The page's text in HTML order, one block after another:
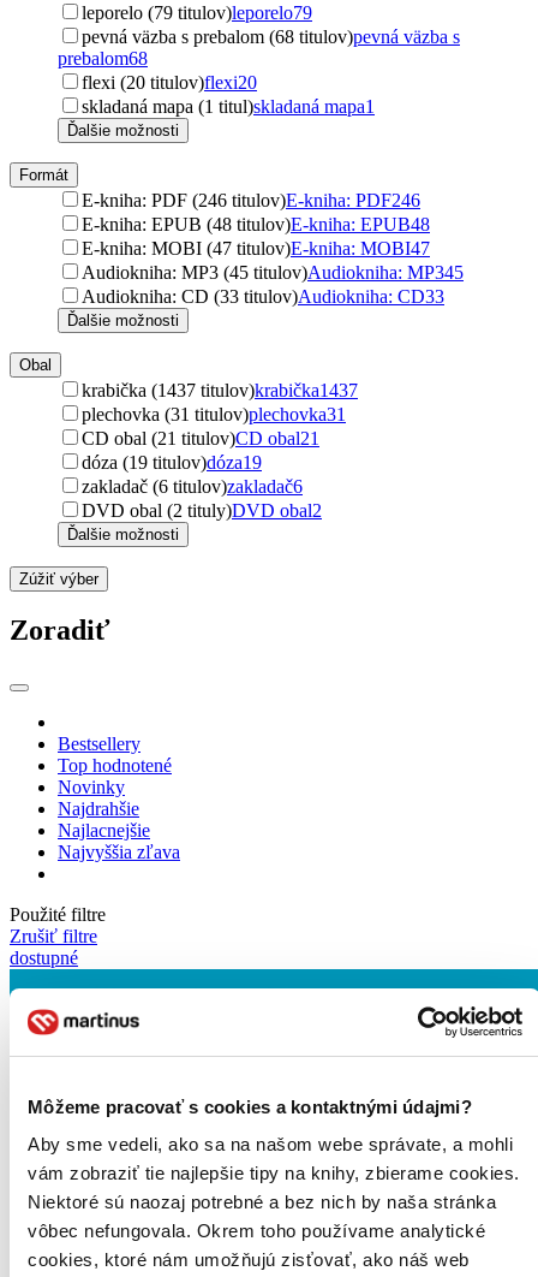
Môžeme pracovať s cookies a kontaktnými údajmi?
Aby sme vedeli, ako sa na našom webe správate, a mohli
vám zobraziť tie najlepšie tipy na knihy, zbierame cookies.
Niektoré sú naozaj potrebné a bez nich by naša stránka
vôbec nefungovala. Okrem toho používame analytické
cookies, ktoré nám umožňujú zisťovať, ako náš web
leporelo (79 titulov)leporelo79
pevná väzba s prebalom (68 titulov)pevná väzba s
prebalom68
flexi (20 titulov)flexi20
skladaná mapa (1 titul)skladaná mapa1
Ďalšie možnosti
Formát
E-kniha: PDF (246 titulov)E-kniha: PDF246
E-kniha: EPUB (48 titulov)E-kniha: EPUB48
E-kniha: MOBI (47 titulov)E-kniha: MOBI47
Audiokniha: MP3 (45 titulov)Audiokniha: MP345
Audiokniha: CD (33 titulov)Audiokniha: CD33
Ďalšie možnosti
Obal
krabička (1437 titulov)krabička1437
plechovka (31 titulov)plechovka31
CD obal (21 titulov)CD obal21
dóza (19 titulov)dóza19
zakladač (6 titulov)zakladač6
DVD obal (2 tituly)DVD obal2
Ďalšie možnosti
Zúžiť výber
Zoradiť
Bestsellery
Top hodnotené
Novinky
Najdrahšie
Najlacnejšie
Najvyššia zľava
Použité filtre
Zrušiť filtre
dostupné